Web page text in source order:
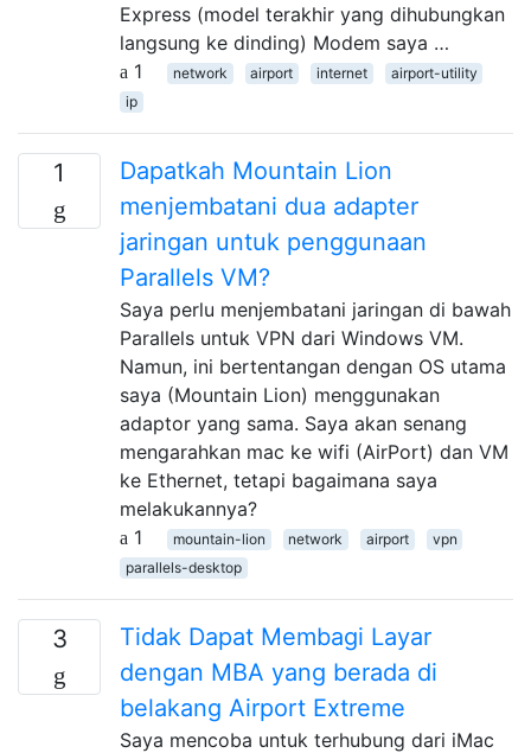
Express (model terakhir yang dihubungkan
langsung ke dinding) Modem saya …
1
network airport internet
airport-utility
ip
1
Dapatkah Mountain Lion
menjembatani dua adapter
jaringan untuk penggunaan
Parallels VM?
Saya perlu menjembatani jaringan di bawah
Parallels untuk VPN dari Windows VM.
Namun, ini bertentangan dengan OS utama
saya (Mountain Lion) menggunakan
adaptor yang sama. Saya akan senang
mengarahkan mac ke wifi (AirPort) dan VM
ke Ethernet, tetapi bagaimana saya
melakukannya?
1
mountain-lion network airport
vpn
parallels-desktop
3
Tidak Dapat Membagi Layar
dengan MBA yang berada di
belakang Airport Extreme
Saya mencoba untuk terhubung dari iMac